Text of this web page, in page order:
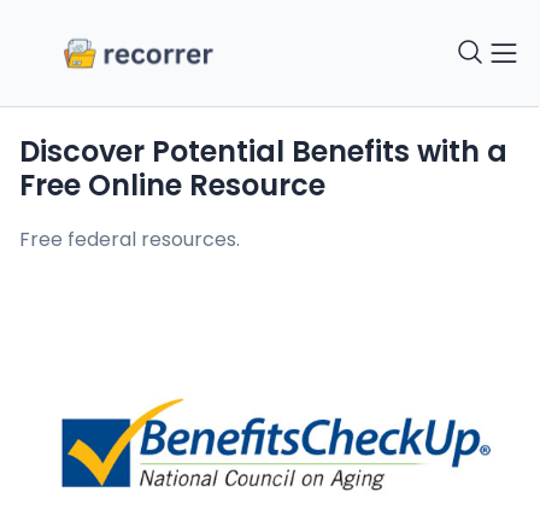
Discover Potential Benefits with a
Free Online Resource
Free federal resources.